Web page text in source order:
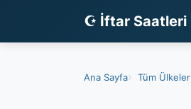
☪ İftar Saatleri
Ana Sayfa Tüm Ülkeler